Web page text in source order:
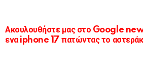
Ακουλουθήστε μας στο Google
ενα iphone 17 πατώντας το